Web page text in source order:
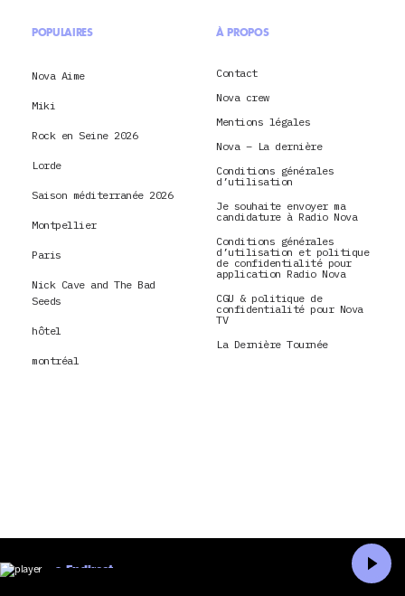
POPULAIRES
Nova Aime
Miki
Rock en Seine 2026
Lorde
Saison méditerranée 2026
Montpellier
Paris
Nick Cave and The Bad
Seeds
hôtel
montréal
À PROPOS
Contact
Nova crew
Mentions légales
Nova – La dernière
Conditions générales
d’utilisation
Je souhaite envoyer ma
candidature à Radio Nova
Conditions générales
d’utilisation et politique
de confidentialité pour
application Radio Nova
CGU & politique de
confidentialité pour Nova
TV
La Dernière Tournée
En direct